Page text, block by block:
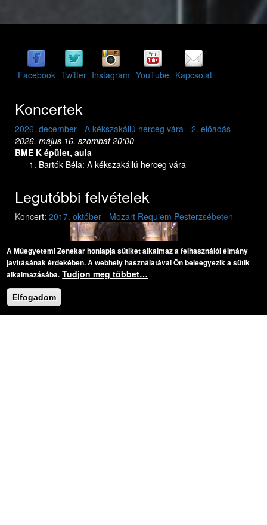
Facebook Twitter Instagram YouTube Kapcsolat
Koncertek
2026. december - A kékszakállú herceg vára - 2. előadás
2026. május 16. szombat 20:00
BME K épület, aula
Bartók Béla: A kékszakállú herceg vára
2026.
Legutóbbi felvételek
Koncert: 2017. október - Mozart Requiem Pesterzsébeten
Mozart: Requiem
Mozart: Requiem
Previous Next
A Műegyetemi Zenekar honlapja sütiket alkalmaz a felhasználói élmány
javításának érdekében. A webhely használatával Ön beleegyezik a sütik
alkalmazásába. Tudjon meg többet…
Elfogadom